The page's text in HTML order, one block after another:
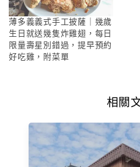
薄多義義式手工披薩｜幾歲
生日就送幾隻炸雞翅，每日
限量壽星別錯過，提早預約
好吃雞，附菜單
相關